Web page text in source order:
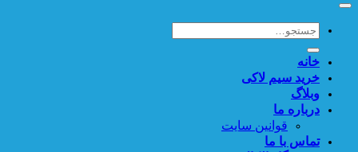
جستجو
برای:
خانه
خرید سیم لاکی
وبلاگ
درباره ما
قوانین سایت
تماس با ما